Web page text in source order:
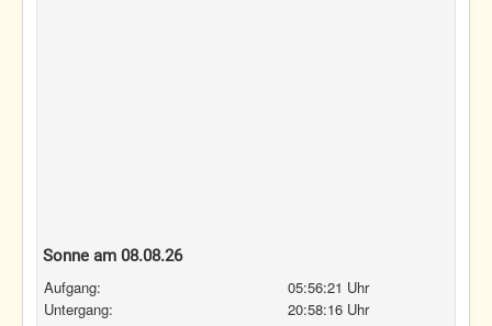
Sonne am 08.08.26
Aufgang:
05:56:21 Uhr
Untergang:
20:58:16 Uhr